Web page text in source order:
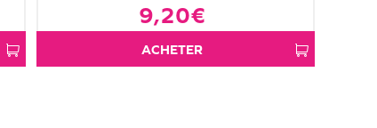
9,20€
ACHETER